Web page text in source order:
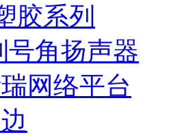
胶系列
号角扬声器
网络平台